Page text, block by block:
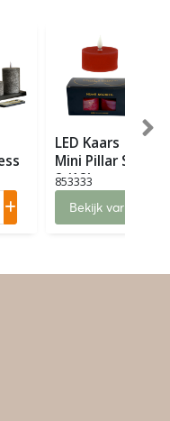
LED Kaars
Mini Pillar Set
2 (12)
853333
Bekijk variaties